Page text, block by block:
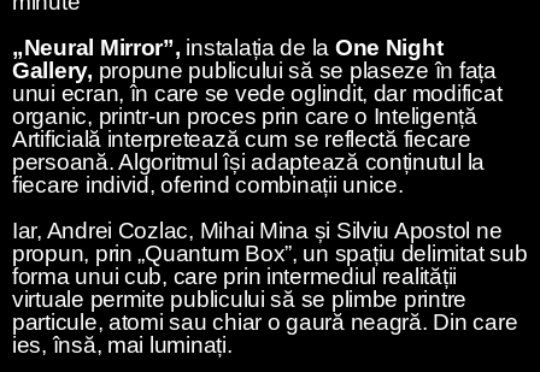
„Neural Mirror”, instalația de la One Night
Gallery, propune publicului să se plaseze în fața
unui ecran, în care se vede oglindit, dar modificat
organic, printr-un proces prin care o Inteligență
Artificială interpretează cum se reflectă fiecare
persoană. Algoritmul își adaptează conținutul la
fiecare individ, oferind combinații unice.
Iar, Andrei Cozlac, Mihai Mina și Silviu Apostol ne
propun, prin „Quantum Box”, un spațiu delimitat sub
forma unui cub, care prin intermediul realității
virtuale permite publicului să se plimbe printre
particule, atomi sau chiar o gaură neagră. Din care
ies, însă, mai luminați.